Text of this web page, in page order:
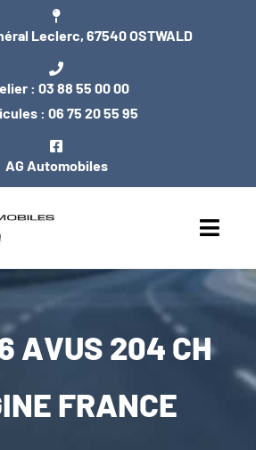
Leclerc, 67540 OSTWALD
: 03 88 55 00 00
: 06 75 20 55 95
AG Automobiles
AVUS 204 CH
FRANCE